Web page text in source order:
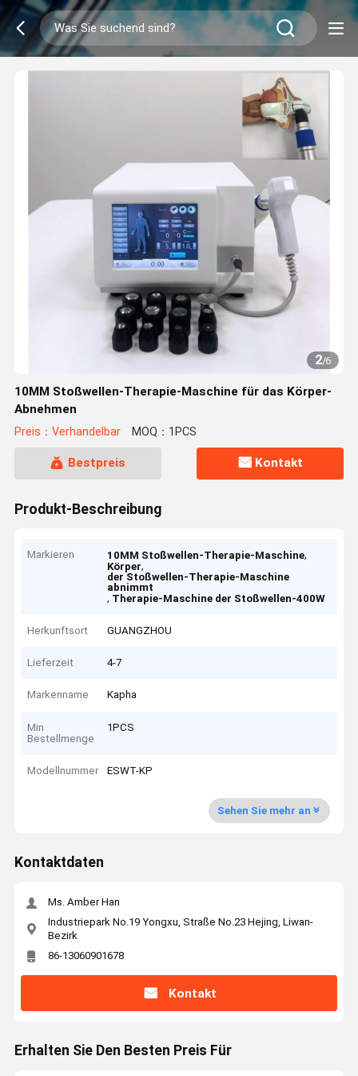
2/6
10MM Stoßwellen-Therapie-Maschine für das Körper-
Abnehmen
Preis：Verhandelbar MOQ：1PCS
Bestpreis Kontakt
Produkt-Beschreibung
Markieren 10MM Stoßwellen-Therapie-Maschine,
Körper,
der Stoßwellen-Therapie-Maschine
abnimmt
, Therapie-Maschine der Stoßwellen-400W
Herkunftsort GUANGZHOU
Lieferzeit 4-7
Markenname Kapha
Min
Bestellmenge
1PCS
Modellnummer ESWT-KP
Sehen Sie mehr an
Kontaktdaten
Ms. Amber Han
Industriepark No.19 Yongxu, Straße No.23 Hejing, Liwan-
Bezirk
86-13060901678
Kontakt
Erhalten Sie Den Besten Preis Für